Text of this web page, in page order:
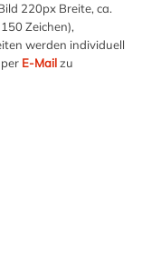
220px Breite, ca.
Zeichen),
werden individuell
E-Mailzu